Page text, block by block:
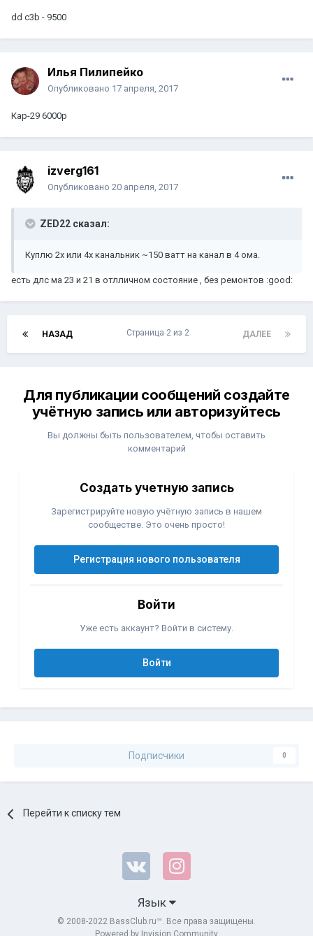
dd c3b - 9500
Илья Пилипейко
Опубликовано 17 апреля, 2017
Кар-29 6000р
izverg161
Опубликовано 20 апреля, 2017
ZED22 сказал:
Куплю 2х или 4х канальник ~150 ватт на канал в 4 ома.
есть длс ма 23 и 21 в отлличном состояние , без ремонтов :good:
НАЗАД ДАЛЕЕ
Страница 2 из 2
Для публикации сообщений создайте
учётную запись или авторизуйтесь
Вы должны быть пользователем, чтобы оставить
комментарий
Создать учетную запись
Зарегистрируйте новую учётную запись в нашем
сообществе. Это очень просто!
Регистрация нового пользователя
Войти
Уже есть аккаунт? Войти в систему.
Войти
Подписчики 0
Перейти к списку тем
Язык
© 2008-2022 BassClub.ru™. Все права защищены.